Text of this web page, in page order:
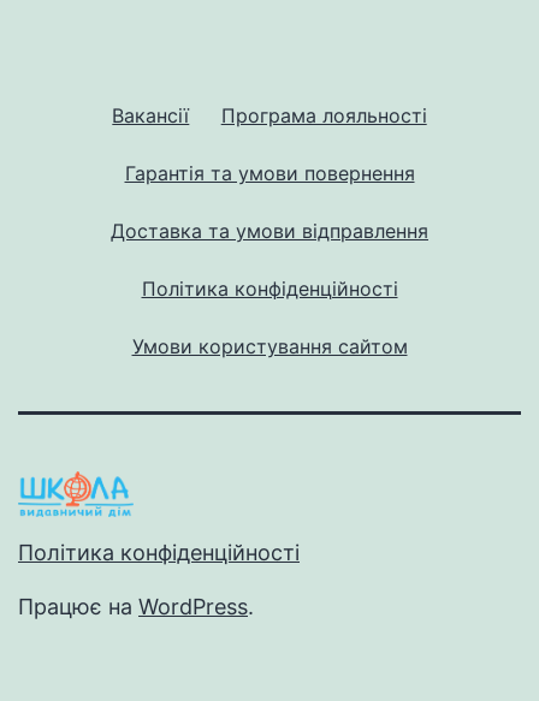
Вакансії Програма лояльності
Гарантія та умови повернення
Доставка та умови відправлення
Політика конфіденційності
Умови користування сайтом
Політика конфіденційності
Працює на WordPress.